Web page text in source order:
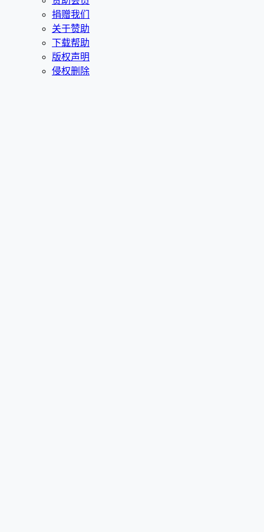
捐赠我们
关于赞助
下载帮助
版权声明
侵权删除